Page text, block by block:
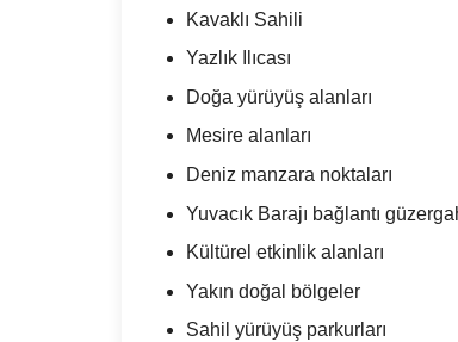
Kavaklı Sahili
Yazlık Ilıcası
Doğa yürüyüş alanları
Mesire alanları
Deniz manzara noktaları
Yuvacık Barajı bağlantı
Kültürel etkinlik alanları
Yakın doğal bölgeler
Sahil yürüyüş parkurları